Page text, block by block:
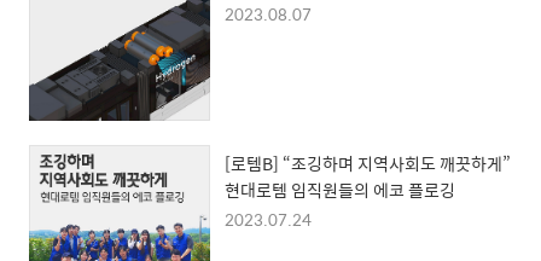
2023.08.07
[로템B] “조깅하며 지역사회도 깨끗하게”
현대로템 임직원들의 에코 플로깅
2023.07.24